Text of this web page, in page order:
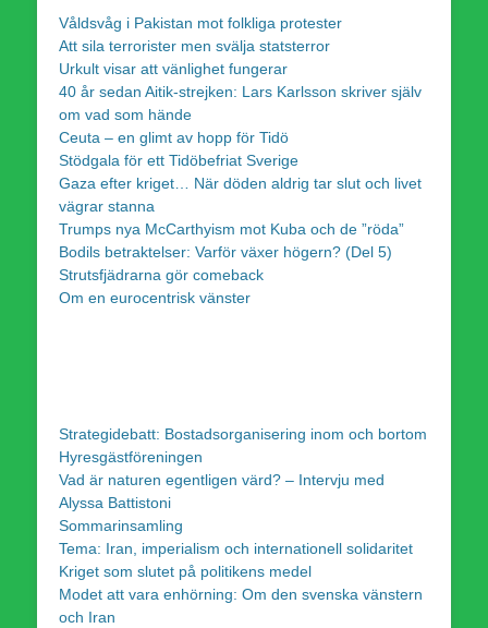
Våldsvåg i Pakistan mot folkliga protester
Att sila terrorister men svälja statsterror
Urkult visar att vänlighet fungerar
40 år sedan Aitik-strejken: Lars Karlsson skriver själv
om vad som hände
Ceuta – en glimt av hopp för Tidö
Stödgala för ett Tidöbefriat Sverige
Gaza efter kriget… När döden aldrig tar slut och livet
vägrar stanna
Trumps nya McCarthyism mot Kuba och de ”röda”
Bodils betraktelser: Varför växer högern? (Del 5)
Strutsfjädrarna gör comeback
Om en eurocentrisk vänster
Strategidebatt: Bostadsorganisering inom och bortom
Hyresgästföreningen
Vad är naturen egentligen värd? – Intervju med
Alyssa Battistoni
Sommarinsamling
Tema: Iran, imperialism och internationell solidaritet
Kriget som slutet på politikens medel
Modet att vara enhörning: Om den svenska vänstern
och Iran